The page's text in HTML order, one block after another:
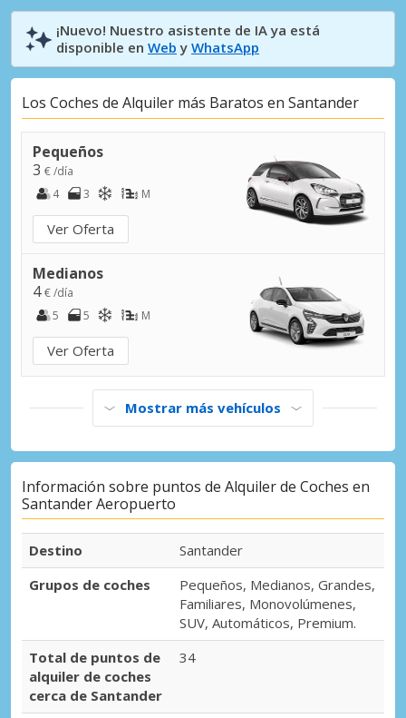
¡Nuevo! Nuestro asistente de IA ya está
disponible en Web y WhatsApp
Los Coches de Alquiler más Baratos en Santander
Pequeños
3 € /día
4
3 M
Ver Oferta
Medianos
4€ /día
5
5 M
Ver Oferta
Mostrar más vehículos
Información sobre puntos de Alquiler de Coches en
Santander Aeropuerto
Destino
Santander
Grupos de coches
Pequeños, Medianos, Grandes,
Familiares, Monovolúmenes,
SUV, Automáticos, Premium.
Total de puntos de
alquiler de coches
cerca de Santander
34